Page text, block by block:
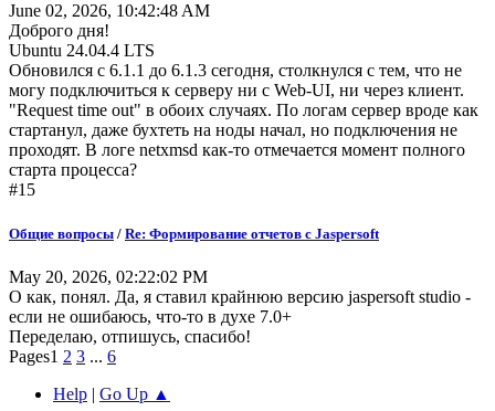
June 02, 2026, 10:42:48 AM
Доброго дня!
Ubuntu 24.04.4 LTS
Обновился с 6.1.1 до 6.1.3 сегодня, столкнулся с тем, что не
могу подключиться к серверу ни с Web-UI, ни через клиент.
"Request time out" в обоих случаях. По логам сервер вроде как
стартанул, даже бухтеть на ноды начал, но подключения не
проходят. В логе netxmsd как-то отмечается момент полного
старта процесса?
#15
Общие вопросы / Re: Формирование отчетов с Jaspersoft
May 20, 2026, 02:22:02 PM
О как, понял. Да, я ставил крайнюю версию jaspersoft studio -
если не ошибаюсь, что-то в духе 7.0+
Переделаю, отпишусь, спасибо!
Pages1 2 3 ... 6
Help | Go Up ▲